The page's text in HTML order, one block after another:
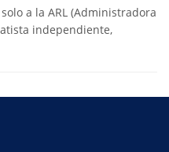
a la ARL (Administradora
independiente,